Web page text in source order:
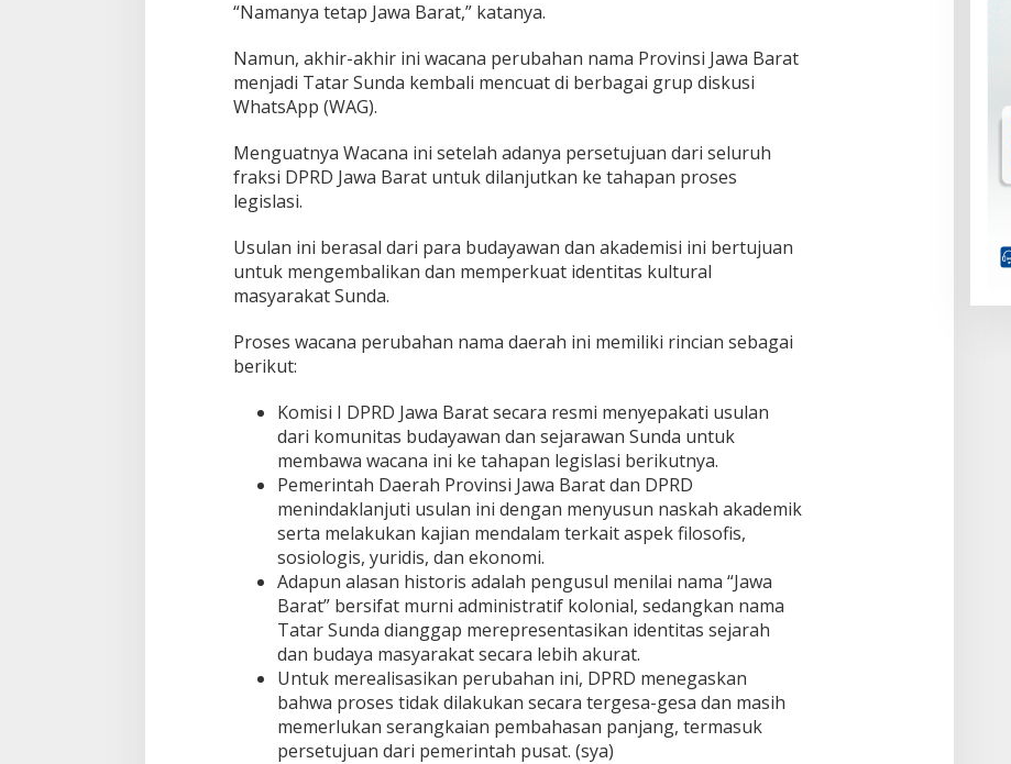
r
u
K
a
j
a
n
S
a
r
a
M
n
l
r
u
h
“Namanya tetap Jawa Barat,” katanya.
Namun, akhir-akhir ini wacana perubahan nama Provinsi Jawa Barat
menjadi Tatar Sunda kembali mencuat di berbagai grup diskusi
WhatsApp (WAG).
Menguatnya Wacana ini setelah adanya persetujuan dari seluruh
fraksi DPRD Jawa Barat untuk dilanjutkan ke tahapan proses
legislasi.
Usulan ini berasal dari para budayawan dan akademisi ini bertujuan
untuk mengembalikan dan memperkuat identitas kultural
masyarakat Sunda.
Proses wacana perubahan nama daerah ini memiliki rincian sebagai
berikut:
Komisi I DPRD Jawa Barat secara resmi menyepakati usulan
dari komunitas budayawan dan sejarawan Sunda untuk
membawa wacana ini ke tahapan legislasi berikutnya.
Pemerintah Daerah Provinsi Jawa Barat dan DPRD
menindaklanjuti usulan ini dengan menyusun naskah akademik
serta melakukan kajian mendalam terkait aspek filosofis,
sosiologis, yuridis, dan ekonomi.
Adapun alasan historis adalah pengusul menilai nama “Jawa
Barat” bersifat murni administratif kolonial, sedangkan nama
Tatar Sunda dianggap merepresentasikan identitas sejarah
dan budaya masyarakat secara lebih akurat.
Untuk merealisasikan perubahan ini, DPRD menegaskan
bahwa proses tidak dilakukan secara tergesa-gesa dan masih
memerlukan serangkaian pembahasan panjang, termasuk
persetujuan dari pemerintah pusat. (sya)